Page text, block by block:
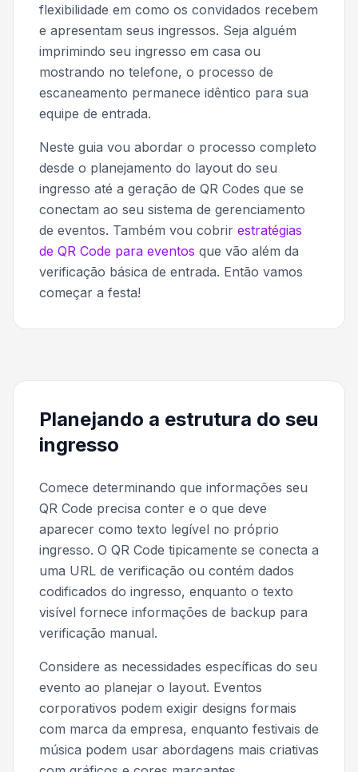
flexibilidade em como os convidados recebem
e apresentam seus ingressos. Seja alguém
imprimindo seu ingresso em casa ou
mostrando no telefone, o processo de
escaneamento permanece idêntico para sua
equipe de entrada.
Neste guia vou abordar o processo completo
desde o planejamento do layout do seu
ingresso até a geração de QR Codes que se
conectam ao seu sistema de gerenciamento
de eventos. Também vou cobrir estratégias
de QR Code para eventos que vão além da
verificação básica de entrada. Então vamos
começar a festa!
Planejando a estrutura do seu
ingresso
Comece determinando que informações seu
QR Code precisa conter e o que deve
aparecer como texto legível no próprio
ingresso. O QR Code tipicamente se conecta a
uma URL de verificação ou contém dados
codificados do ingresso, enquanto o texto
visível fornece informações de backup para
verificação manual.
Considere as necessidades específicas do seu
evento ao planejar o layout. Eventos
corporativos podem exigir designs formais
com marca da empresa, enquanto festivais de
música podem usar abordagens mais criativas